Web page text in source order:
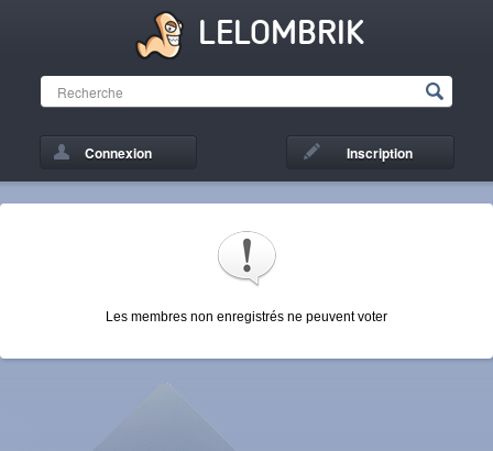
LELOMBRIK
Connexion Inscription
Les membres non enregistrés ne peuvent voter